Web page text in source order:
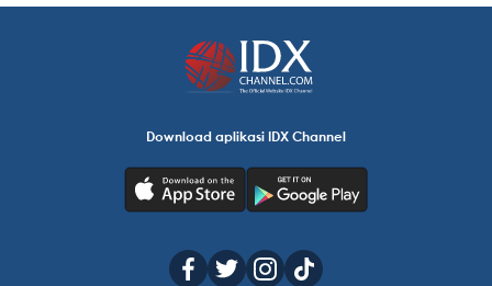
Download aplikasi IDX Channel